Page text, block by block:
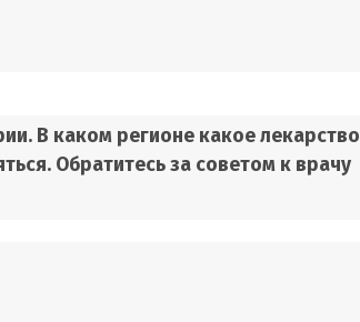
В каком регионе какое лекарство
Обратитесь за советом к врачу